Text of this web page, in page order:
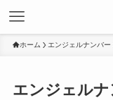
ホーム エンジェルナンバー
エンジェルナ